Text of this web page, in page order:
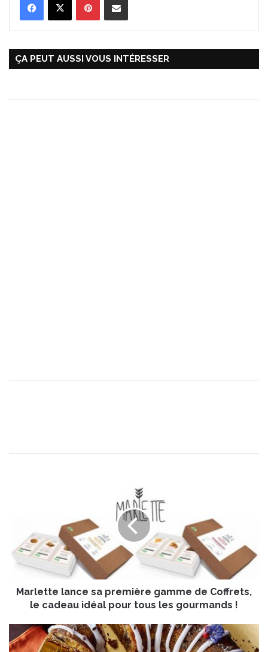
ÇA PEUT AUSSI VOUS INTÉRESSER
s
Marlette lance sa première gamme de Coffrets,
le cadeau idéal pour tous les gourmands !
â